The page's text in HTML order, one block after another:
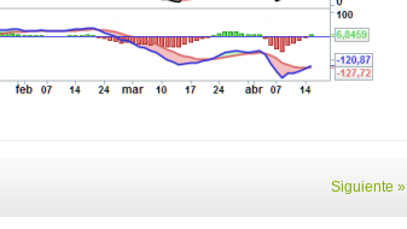
Siguiente »